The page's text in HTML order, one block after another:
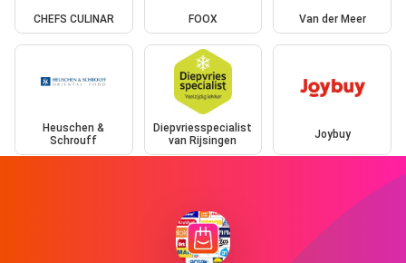
CHEFS CULINAR FOOX Van der Meer
Heuschen &
Schrouff
Diepvriesspecialist
van Rijsingen
Joybuy